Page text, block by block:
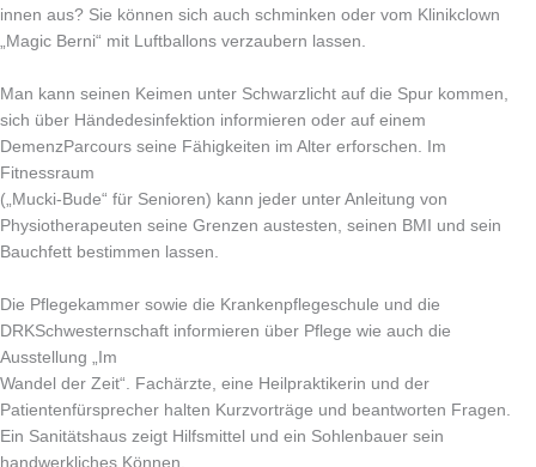
innen aus? Sie können sich auch schminken oder vom Klinikclown
„Magic Berni“ mit Luftballons verzaubern lassen.
Man kann seinen Keimen unter Schwarzlicht auf die Spur kommen,
sich über Händedesinfektion informieren oder auf einem
DemenzParcours seine Fähigkeiten im Alter erforschen. Im
Fitnessraum
(„Mucki-Bude“ für Senioren) kann jeder unter Anleitung von
Physiotherapeuten seine Grenzen austesten, seinen BMI und sein
Bauchfett bestimmen lassen.
Die Pflegekammer sowie die Krankenpflegeschule und die
DRKSchwesternschaft informieren über Pflege wie auch die
Ausstellung „Im
Wandel der Zeit“. Fachärzte, eine Heilpraktikerin und der
Patientenfürsprecher halten Kurzvorträge und beantworten Fragen.
Ein Sanitätshaus zeigt Hilfsmittel und ein Sohlenbauer sein
handwerkliches Können.